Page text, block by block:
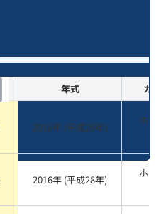
年式 カラ
2016年 (平成28年)
ホワ
2016年 (平成28年)
ホワ